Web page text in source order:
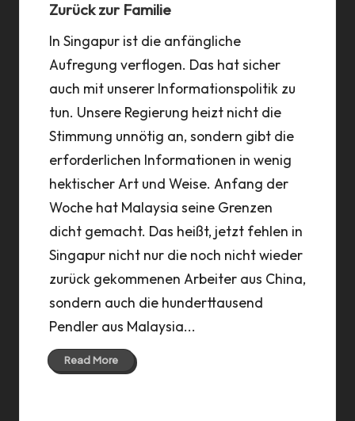
Zurück zur Familie
In Singapur ist die anfängliche
Aufregung verflogen. Das hat sicher
auch mit unserer Informationspolitik zu
tun. Unsere Regierung heizt nicht die
Stimmung unnötig an, sondern gibt die
erforderlichen Informationen in wenig
hektischer Art und Weise. Anfang der
Woche hat Malaysia seine Grenzen
dicht gemacht. Das heißt, jetzt fehlen in
Singapur nicht nur die noch nicht wieder
zurück gekommenen Arbeiter aus China,
sondern auch die hunderttausend
Pendler aus Malaysia...
Read More